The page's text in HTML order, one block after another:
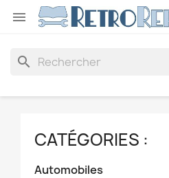

search
CATÉGORIES :
Automobiles